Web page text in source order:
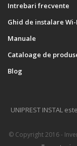
Intrebari frecvente
Ghid de instalare Wi-
Manuale
Cataloage de
Blog
UNIPREST INSTAL
© Copyright 2016 -